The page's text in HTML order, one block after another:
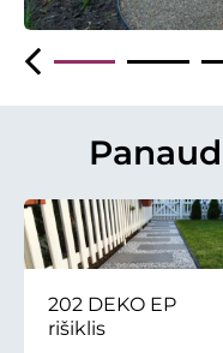
202 DEKO EP
rišiklis